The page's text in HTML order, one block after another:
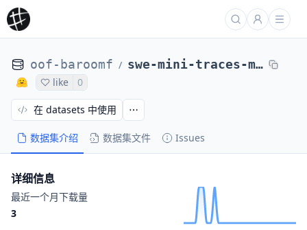
oof-baroomf / swe-mini-traces-mini-11132025
like 0
数据集介绍 数据集文件 Issues
在 datasets 中使用
详细信息
最近一个月下载量
3